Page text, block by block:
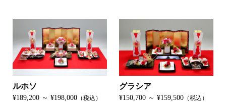
ルホソ
¥189,200 ～ ¥198,000（税込）
グラシア
¥150,700 ～ ¥159,500 （税込）